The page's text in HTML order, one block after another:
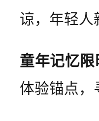
谅，年轻人
童年记忆限
体验锚点，